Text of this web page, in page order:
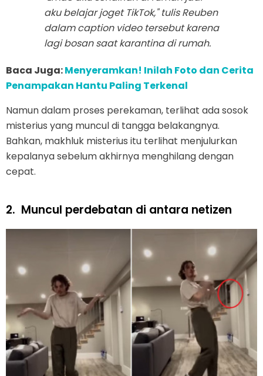
aku belajar joget TikTok," tulis Reuben
dalam caption video tersebut karena
lagi bosan saat karantina di rumah.
Baca Juga:Menyeramkan! Inilah Foto dan Cerita
Penampakan Hantu Paling Terkenal
Namun dalam proses perekaman, terlihat ada sosok
misterius yang muncul di tangga belakangnya.
Bahkan, makhluk misterius itu terlihat menjulurkan
kepalanya sebelum akhirnya menghilang dengan
cepat.
2. Muncul perdebatan di antara netizen